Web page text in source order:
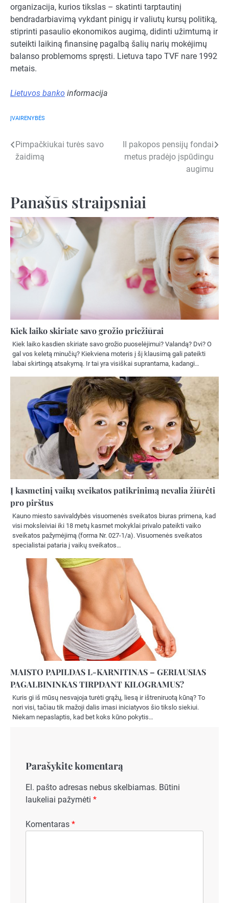
organizacija, kurios tikslas – skatinti tarptautinį
bendradarbiavimą vykdant pinigų ir valiutų kursų politiką,
stiprinti pasaulio ekonomikos augimą, didinti užimtumą ir
suteikti laikiną finansinę pagalbą šalių narių mokėjimų
balanso problemoms spręsti. Lietuva tapo TVF nare 1992
metais.
Lietuvos banko informacija
ĮVAIRENYBĖS
Navigacija
Pimpačkiukai turės savo
žaidimą
II pakopos pensijų fondai
metus pradėjo įspūdingu
augimu
Panašūs straipsniai
Kiek laiko skiriate savo grožio priežiūrai
Kiek laiko kasdien skiriate savo grožio puoselėjimui? Valandą? Dvi? O
gal vos keletą minučių? Kiekviena moteris į šį klausimą gali pateikti
labai skirtingą atsakymą. Ir tai yra visiškai suprantama, kadangi…
Į kasmetinį vaikų sveikatos patikrinimą nevalia žiūrėti
pro pirštus
Kauno miesto savivaldybės visuomenės sveikatos biuras primena, kad
visi moksleiviai iki 18 metų kasmet mokyklai privalo pateikti vaiko
sveikatos pažymėjimą (forma Nr. 027-1/a). Visuomenės sveikatos
specialistai pataria į vaikų sveikatos…
MAISTO PAPILDAS L-KARNITINAS – GERIAUSIAS
PAGALBININKAS TIRPDANT KILOGRAMUS?
Kuris gi iš mūsų nesvajoja turėti grąžų, liesą ir ištreniruotą kūną? To
nori visi, tačiau tik mažoji dalis imasi iniciatyvos šio tikslo siekiui.
Niekam nepaslaptis, kad bet koks kūno pokytis…
Parašykite komentarą
El. pašto adresas nebus skelbiamas. Būtini
laukeliai pažymėti *
Komentaras *